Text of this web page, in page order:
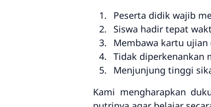
Peserta didik wajib
Siswa hadir tepat
Membawa kartu
Tidak diperkenankan
Menjunjung tinggi
Kami mengharapkan